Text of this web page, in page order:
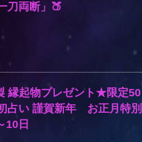
刀両断」🍑
縁起物プレゼント★限定50
占い 謹賀新年 お正月特別
10日